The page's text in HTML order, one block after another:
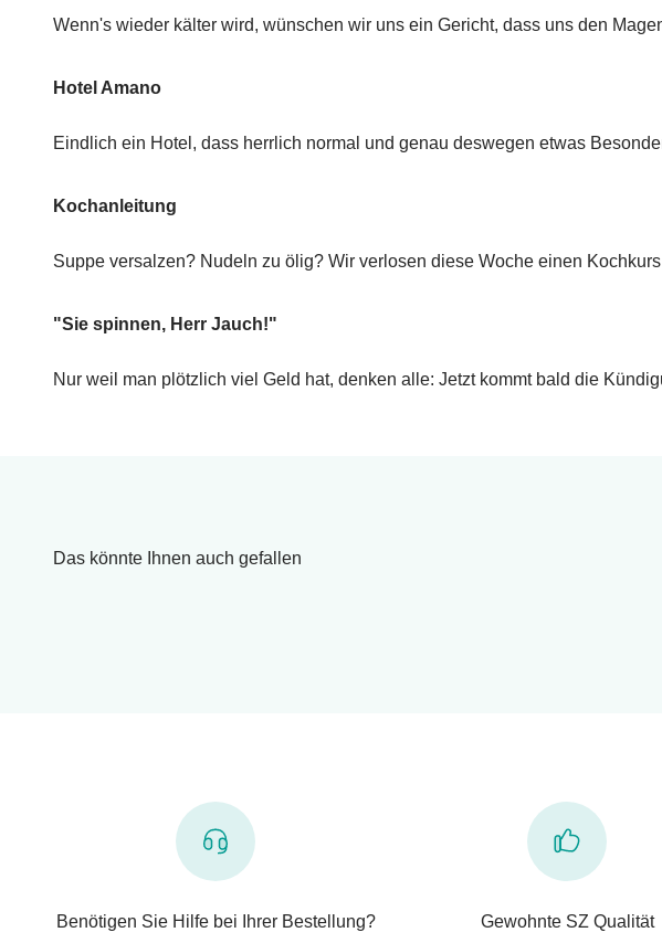
Wenn's wieder kälter wird, wünschen wir uns ein Gericht, dass uns den
Hotel Amano
Eindlich ein Hotel, dass herrlich normal und genau deswegen etwas
Kochanleitung
Suppe versalzen? Nudeln zu ölig? Wir verlosen diese Woche einen
"Sie spinnen, Herr Jauch!"
Nur weil man plötzlich viel Geld hat, denken alle: Jetzt kommt bald die
Das könnte Ihnen auch gefallen
Benötigen Sie Hilfe bei Ihrer Bestellung? Gewohnte SZ Qualität